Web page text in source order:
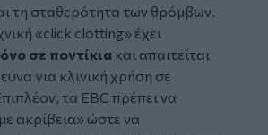
τη σταθερότητα των θρόμβων.
«click clotting» έχει
σε ποντίκια και απαιτείται
για κλινική χρήση σε
τα EBC πρέπει να
ακρίβεια» ώστε να